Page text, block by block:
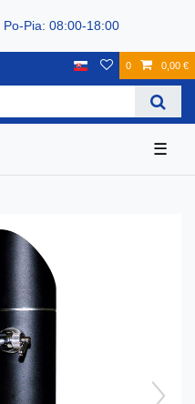
Pia: 08:00-18:00
0 0,00 €
☰